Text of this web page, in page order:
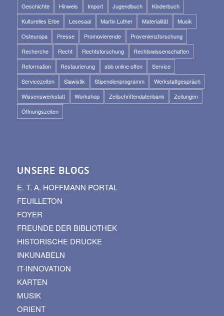
Geschichte
Hinweis Import Jugendbuch
Kinderbuch
Kulturelles Erbe
Lesesaal Martin Luther Materialität
Musik
Osteuropa
Presse Promovierende
Provenienzforschung
Recherche
Recht Rechtsforschung
Rechtswissenschaften
Reformation
Restaurierung sbb online offen
Service
Servicezeiten
Slawistik Stipendienprogramm
Werkstattgespräch
Wissenswerkstatt
Workshop Zeitschriftendatenbank
Zeitungen
Öffnungszeiten
UNSERE BLOGS
E. T. A. HOFFMANN PORTAL
FEUILLETON
FOYER
FREUNDE DER BIBLIOTHEK
HISTORISCHE DRUCKE
INKUNABELN
IT-INNOVATION
KARTEN
MUSIK
ORIENT